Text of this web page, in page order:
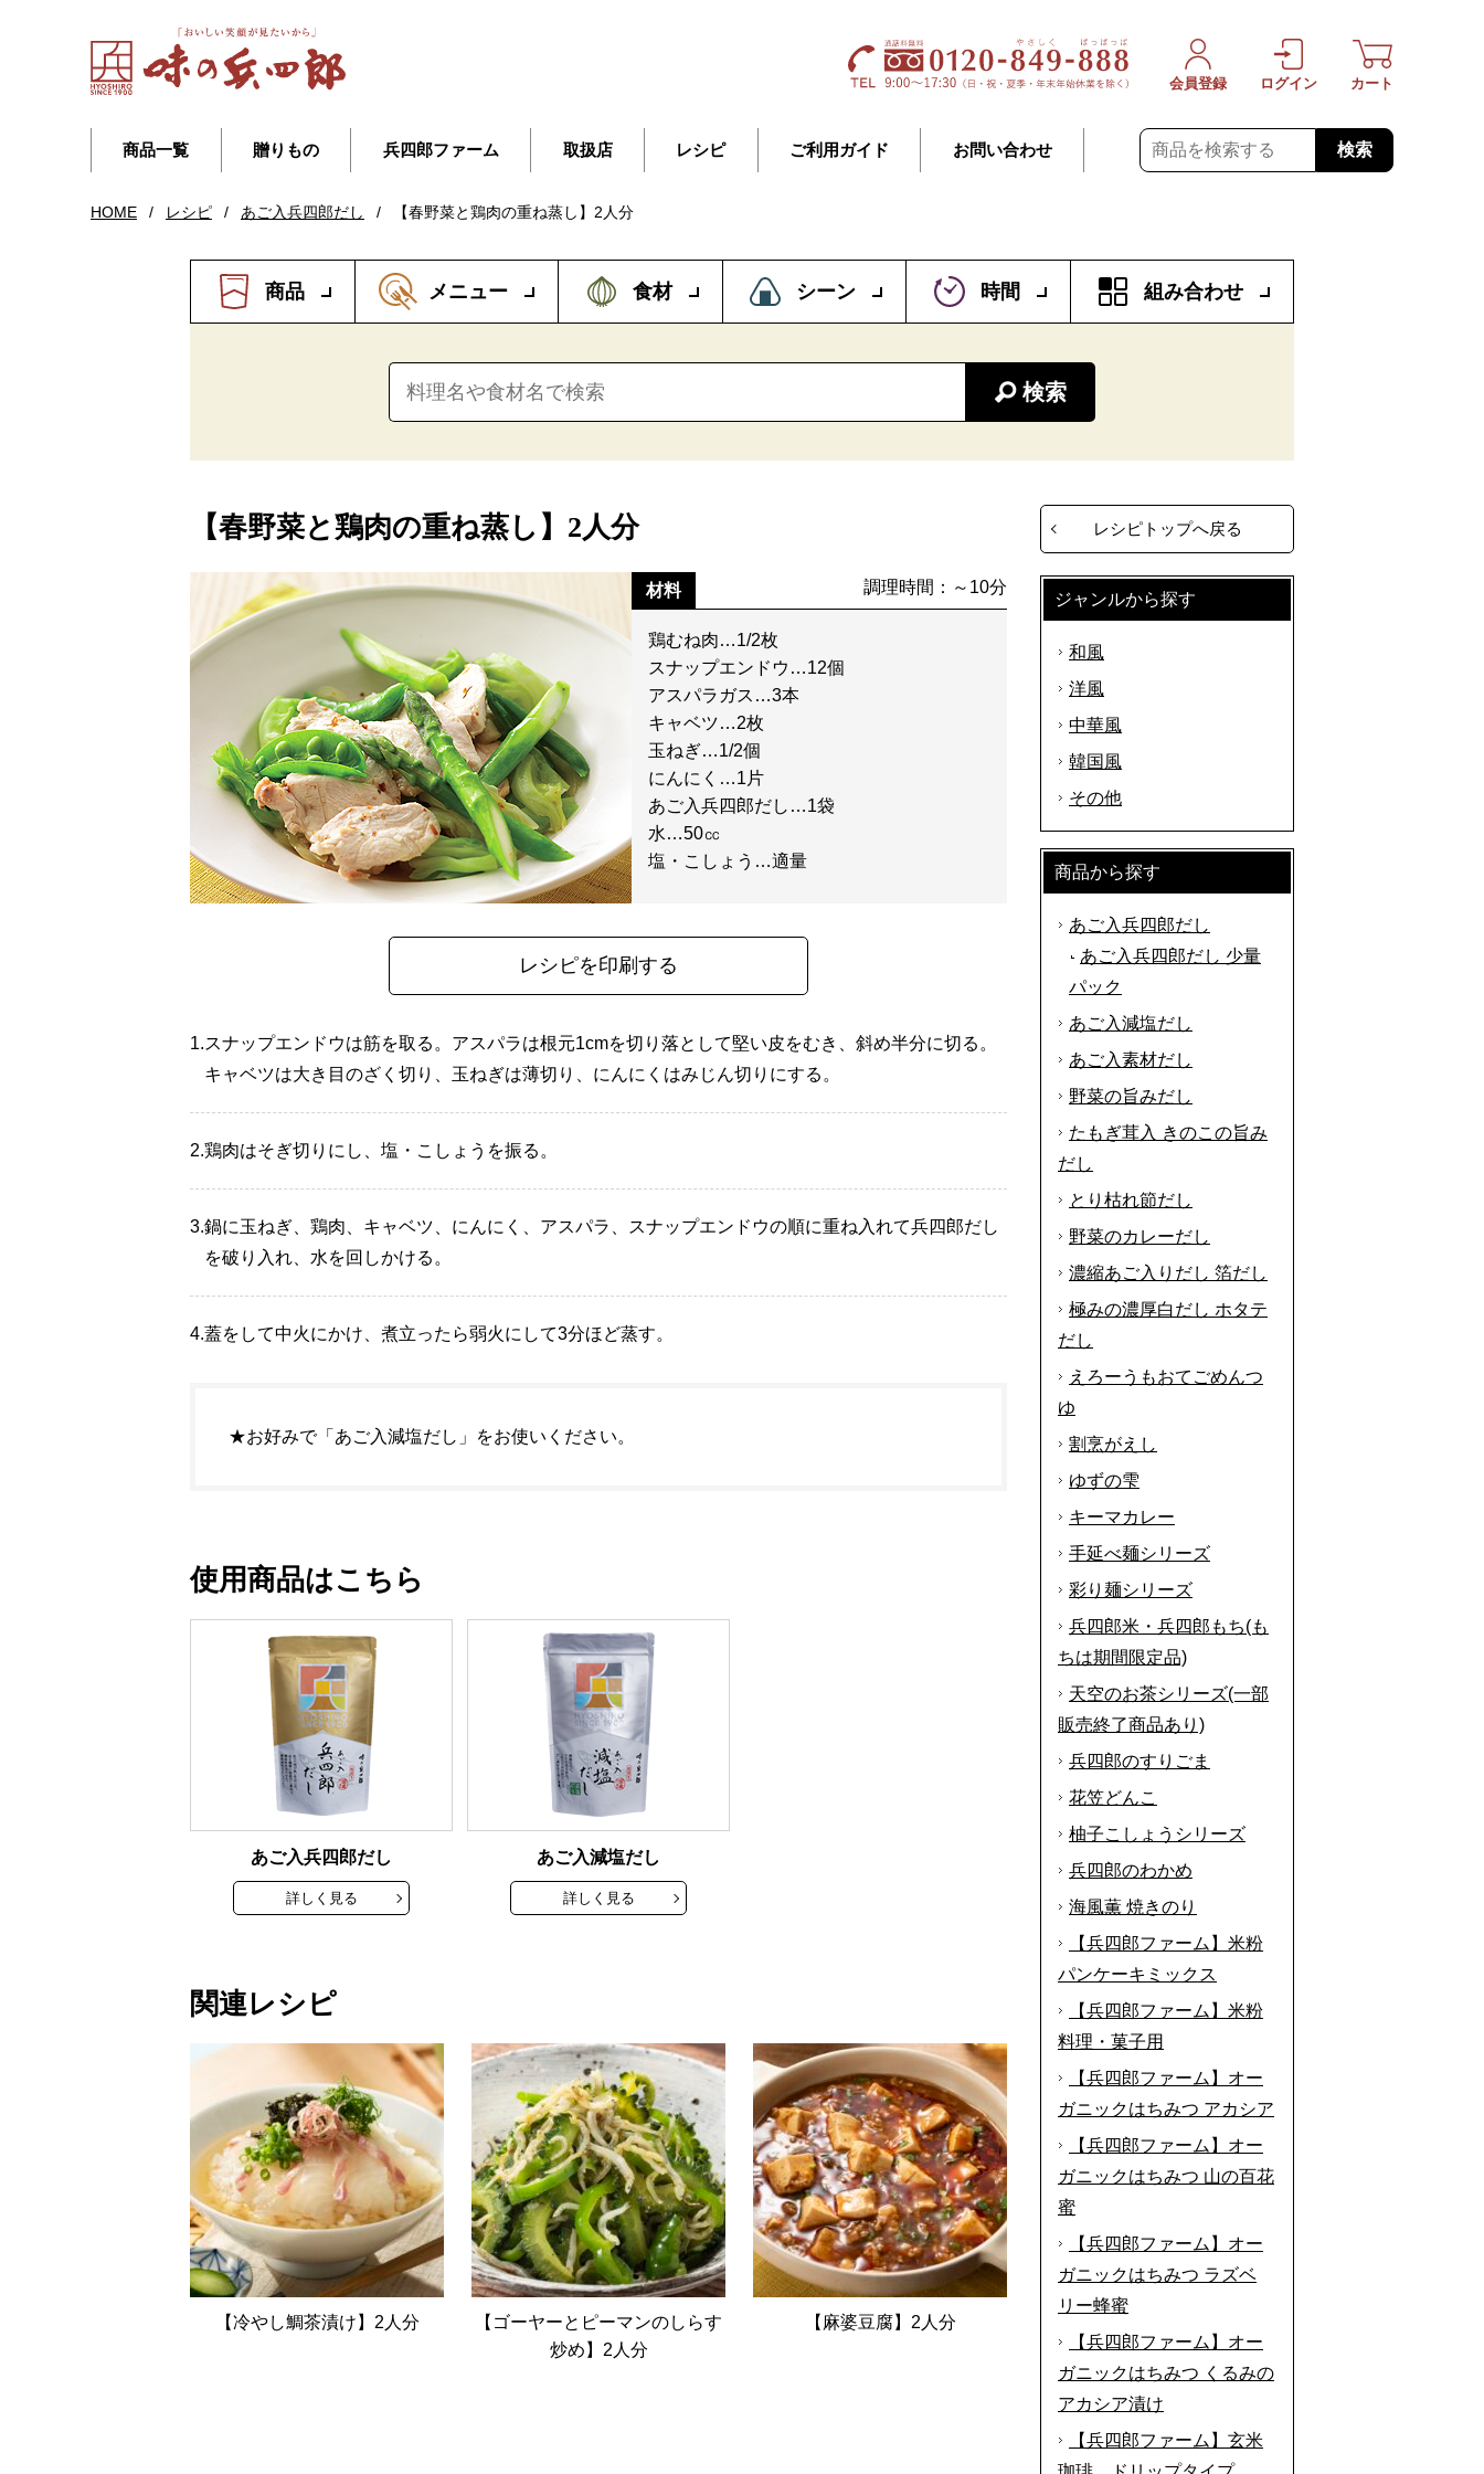
商品一覧 贈りもの 兵四郎ファーム 取扱店 レシピ ご利用ガイド お問い合わせ 検索
会員登録 ログイン カート
HOME / レシピ / あご入兵四郎だし / 【春野菜と鶏肉の重ね蒸し】2人分
商品 メニュー 食材 シーン 時間 組み合わせ
検索
【春野菜と鶏肉の重ね蒸し】2人分
材料 調理時間：～10分
鶏むね肉…1/2枚
スナップエンドウ…12個
アスパラガス…3本
キャベツ…2枚
玉ねぎ…1/2個
にんにく…1片
あご入兵四郎だし…1袋
水…50㏄
塩・こしょう…適量
レシピを印刷する
1.スナップエンドウは筋を取る。アスパラは根元1cmを切り落として堅い皮をむき、斜め半分に切る。
キャベツは大き目のざく切り、玉ねぎは薄切り、にんにくはみじん切りにする。
2.鶏肉はそぎ切りにし、塩・こしょうを振る。
3.鍋に玉ねぎ、鶏肉、キャベツ、にんにく、アスパラ、スナップエンドウの順に重ね入れて兵四郎だし
を破り入れ、水を回しかける。
4.蓋をして中火にかけ、煮立ったら弱火にして3分ほど蒸す。
★お好みで「あご入減塩だし」をお使いください。
使用商品はこちら
あご入兵四郎だし
詳しく見る
あご入減塩だし
詳しく見る
関連レシピ
【冷やし鯛茶漬け】2人分
【ゴーヤーとピーマンのしらす
炒め】2人分
【麻婆豆腐】2人分
レシピトップへ戻る
ジャンルから探す
和風
洋風
中華風
韓国風
その他
商品から探す
あご入兵四郎だし
あご入兵四郎だし 少量
パック
あご入減塩だし
あご入素材だし
野菜の旨みだし
たもぎ茸入 きのこの旨み
だし
とり枯れ節だし
野菜のカレーだし
濃縮あご入りだし 箔だし
極みの濃厚白だし ホタテ
だし
えろーうもおてごめんつ
ゆ
割烹がえし
ゆずの雫
キーマカレー
手延べ麺シリーズ
彩り麺シリーズ
兵四郎米・兵四郎もち(も
ちは期間限定品)
天空のお茶シリーズ(一部
販売終了商品あり)
兵四郎のすりごま
花笠どんこ
柚子こしょうシリーズ
兵四郎のわかめ
海風薫 焼きのり
【兵四郎ファーム】米粉
パンケーキミックス
【兵四郎ファーム】米粉
料理・菓子用
【兵四郎ファーム】オー
ガニックはちみつ アカシア
【兵四郎ファーム】オー
ガニックはちみつ 山の百花
蜜
【兵四郎ファーム】オー
ガニックはちみつ ラズベ
リー蜂蜜
【兵四郎ファーム】オー
ガニックはちみつ くるみの
アカシア漬け
【兵四郎ファーム】玄米